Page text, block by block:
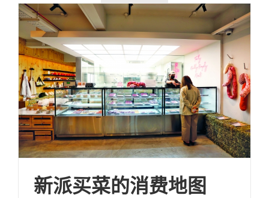
新派买菜的消费地图